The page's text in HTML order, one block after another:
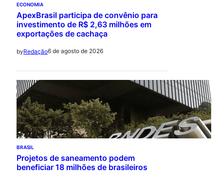
ECONOMIA
ApexBrasil participa de convênio para
investimento de R$ 2,63 milhões em
exportações de cachaça
byRedação6 de agosto de 2026
BRASIL
Projetos de saneamento podem
beneficiar 18 milhões de brasileiros